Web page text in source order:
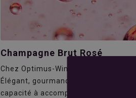
Champagne Brut Rosé
Chez Optimus-Wine, découvrez
Élégant, gourmand et raffiné, le
capacité à accompagner aussi bien